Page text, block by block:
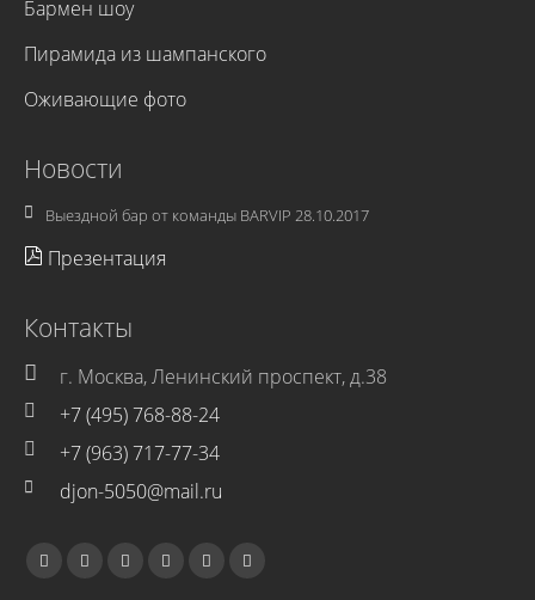
Бармен шоу
Пирамида из шампанского
Оживающие фото
Новости
Выездной бар от команды BARVIP 28.10.2017
Презентация
Контакты
г. Москва, Ленинский проспект, д.38
+7 (495) 768-88-24
+7 (963) 717-77-34
djon-5050@mail.ru